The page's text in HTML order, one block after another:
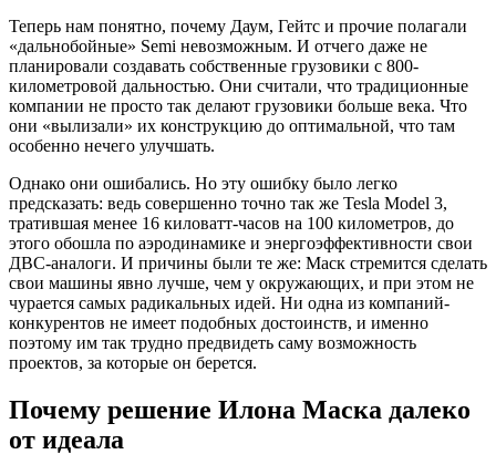
Теперь нам понятно, почему Даум, Гейтс и прочие полагали
«дальнобойные» Semi невозможным. И отчего даже не
планировали создавать собственные грузовики с 800-
километровой дальностью. Они считали, что традиционные
компании не просто так делают грузовики больше века. Что
они «вылизали» их конструкцию до оптимальной, что там
особенно нечего улучшать.
Однако они ошибались. Но эту ошибку было легко
предсказать: ведь совершенно точно так же Tesla Model 3,
тратившая менее 16 киловатт-часов на 100 километров, до
этого обошла по аэродинамике и энергоэффективности свои
ДВС-аналоги. И причины были те же: Маск стремится сделать
свои машины явно лучше, чем у окружающих, и при этом не
чурается самых радикальных идей. Ни одна из компаний-
конкурентов не имеет подобных достоинств, и именно
поэтому им так трудно предвидеть саму возможность
проектов, за которые он берется.
Почему решение Илона Маска далеко
от идеала